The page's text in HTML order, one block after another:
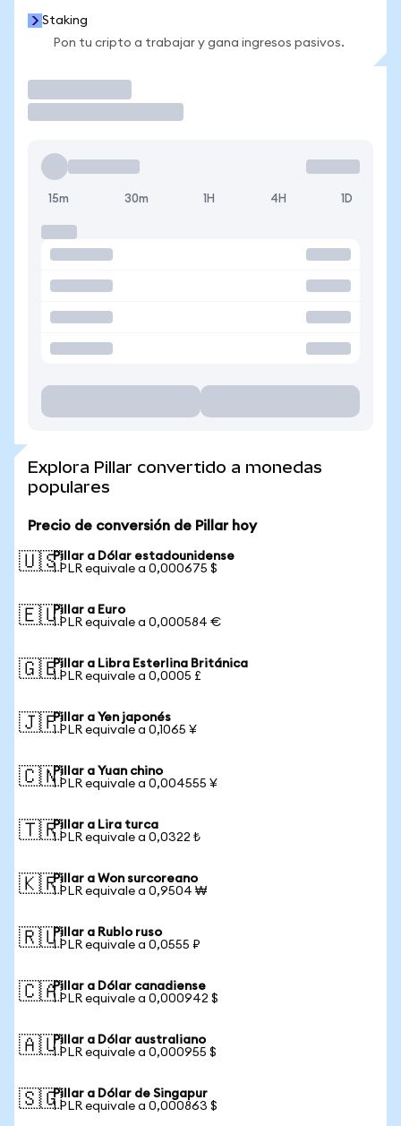
Staking
Pon tu cripto a trabajar y gana ingresos pasivos.
15m 30m 1H 4H 1D
Explora Pillar convertido a monedas
populares
Precio de conversión de Pillar hoy
🇺🇸Pillar a Dólar estadounidense
1 PLR equivale a 0,000675 $
🇪🇺Pillar a Euro
1 PLR equivale a 0,000584 €
🇬🇧Pillar a Libra Esterlina Británica
1 PLR equivale a 0,0005 £
🇯🇵Pillar a Yen japonés
1 PLR equivale a 0,1065 ¥
🇨🇳Pillar a Yuan chino
1 PLR equivale a 0,004555 ¥
🇹🇷Pillar a Lira turca
1 PLR equivale a 0,0322 ₺
🇰🇷Pillar a Won surcoreano
1 PLR equivale a 0,9504 ₩
🇷🇺Pillar a Rublo ruso
1 PLR equivale a 0,0555 ₽
🇨🇦Pillar a Dólar canadiense
1 PLR equivale a 0,000942 $
🇦🇺Pillar a Dólar australiano
1 PLR equivale a 0,000955 $
🇸🇬Pillar a Dólar de Singapur
1 PLR equivale a 0,000863 $